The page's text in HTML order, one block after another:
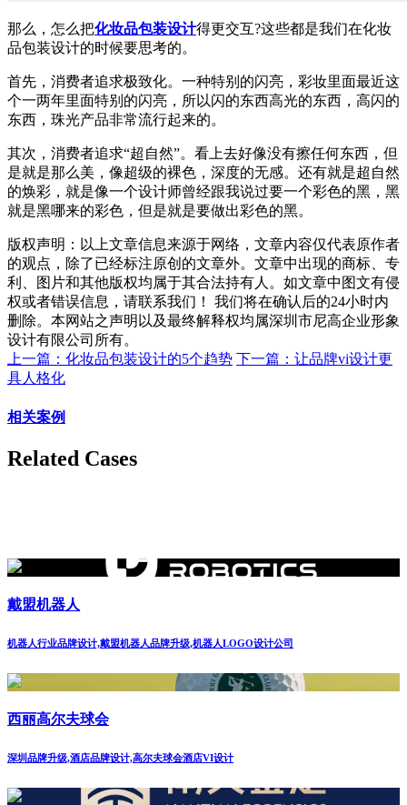
那么，怎么把化妆品包装设计得更交互?这些都是我们在化妆
品包装设计的时候要思考的。
首先，消费者追求极致化。一种特别的闪亮，彩妆里面最近这
个一两年里面特别的闪亮，所以闪的东西高光的东西，高闪的
东西，珠光产品非常流行起来的。
其次，消费者追求“超自然”。看上去好像没有擦任何东西，但
是就是那么美，像超级的裸色，深度的无感。还有就是超自然
的焕彩，就是像一个设计师曾经跟我说过要一个彩色的黑，黑
就是黑哪来的彩色，但是就是要做出彩色的黑。
版权声明：以上文章信息来源于网络，文章内容仅代表原作者
的观点，除了已经标注原创的文章外。文章中出现的商标、专
利、图片和其他版权均属于其合法持有人。如文章中图文有侵
权或者错误信息，请联系我们！ 我们将在确认后的24小时内
删除。本网站之声明以及最终解释权均属深圳市尼高企业形象
设计有限公司所有。
上一篇：化妆品包装设计的5个趋势 下一篇：让品牌vi设计更
具人格化
相关案例
Related Cases
戴盟机器人
机器人行业品牌设计,戴盟机器人品牌升级,机器人LOGO设计公司
西丽高尔夫球会
深圳品牌升级,酒店品牌设计,高尔夫球会酒店VI设计